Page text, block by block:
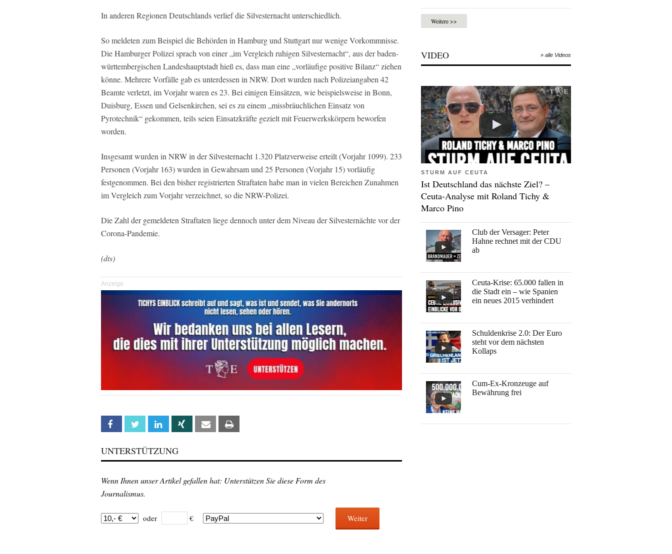
In anderen Regionen Deutschlands verlief die Silvesternacht unterschiedlich.
So meldeten zum Beispiel die Behörden in Hamburg und Stuttgart nur wenige Vorkommnisse.
Die Hamburger Polizei sprach von einer „im Vergleich ruhigen Silvesternacht“, aus der baden-
württembergischen Landeshauptstadt hieß es, dass man eine „vorläufige positive Bilanz“ ziehen
könne. Mehrere Vorfälle gab es unterdessen in NRW. Dort wurden nach Polizeiangaben 42
Beamte verletzt, im Vorjahr waren es 23. Bei einigen Einsätzen, wie beispielsweise in Bonn,
Duisburg, Essen und Gelsenkirchen, sei es zu einem „missbräuchlichen Einsatz von
Pyrotechnik“ gekommen, teils seien Einsatzkräfte gezielt mit Feuerwerkskörpern beworfen
worden.
Insgesamt wurden in NRW in der Silvesternacht 1.320 Platzverweise erteilt (Vorjahr 1099). 233
Personen (Vorjahr 163) wurden in Gewahrsam und 25 Personen (Vorjahr 15) vorläufig
festgenommen. Bei den bisher registrierten Straftaten habe man in vielen Bereichen Zunahmen
im Vergleich zum Vorjahr verzeichnet, so die NRW-Polizei.
Die Zahl der gemeldeten Straftaten liege dennoch unter dem Niveau der Silvesternächte vor der
Corona-Pandemie.
(dts)
Anzeige
Facebook Twitter Linkedin Xing Email
UNTERSTÜTZUNG
Wenn Ihnen unser Artikel gefallen hat: Unterstützen Sie diese Form des
Journalismus.
oder € Weiter
Weitere >>
VIDEO » alle Videos
STURM AUF CEUTA
Ist Deutschland das nächste Ziel? –
Ceuta-Analyse mit Roland Tichy &
Marco Pino
Club der Versager: Peter
Hahne rechnet mit der CDU
ab
Ceuta-Krise: 65.000 fallen in
die Stadt ein – wie Spanien
ein neues 2015 verhindert
Schuldenkrise 2.0: Der Euro
steht vor dem nächsten
Kollaps
Cum-Ex-Kronzeuge auf
Bewährung frei